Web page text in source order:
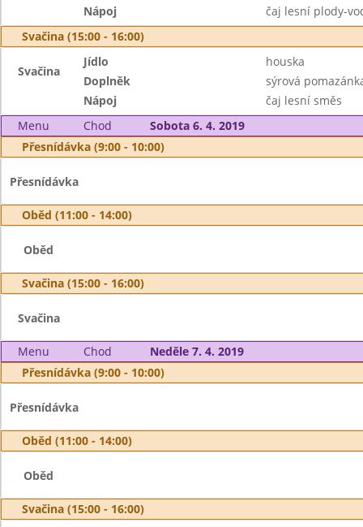
Nápoj
čaj lesní plody-
Svačina (15:00 - 16:00)
Svačina
Jídlo
houska
Doplněk
sýrová
Nápoj
čaj lesní směs
Menu
Chod
Sobota 6. 4. 2019
Přesnídávka (9:00 - 10:00)
Přesnídávka
Oběd (11:00 - 14:00)
Oběd
Svačina (15:00 - 16:00)
Svačina
Menu Chod
Neděle 7. 4. 2019
Přesnídávka (9:00 - 10:00)
Přesnídávka
Oběd (11:00 - 14:00)
Oběd
Svačina (15:00 - 16:00)